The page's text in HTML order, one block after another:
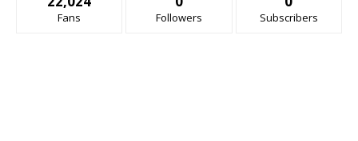
Fans Followers Subscribers